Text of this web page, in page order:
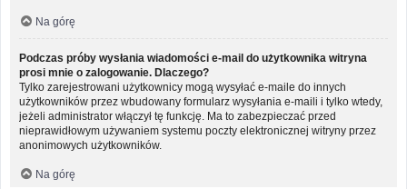
Na górę
Podczas próby wysłania wiadomości e-mail do użytkownika witryna
prosi mnie o zalogowanie. Dlaczego?
Tylko zarejestrowani użytkownicy mogą wysyłać e-maile do innych
użytkowników przez wbudowany formularz wysyłania e-maili i tylko wtedy,
jeżeli administrator włączył tę funkcję. Ma to zabezpieczać przed
nieprawidłowym używaniem systemu poczty elektronicznej witryny przez
anonimowych użytkowników.
Na górę